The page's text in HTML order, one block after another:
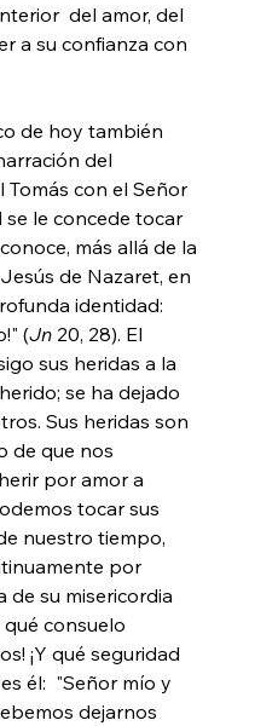
del amor, del
a su confianza con
de hoy también
del
con el Señor
se le concede tocar
más allá de la
de Nazaret, en
identidad:
(Jn 20, 28). El
sus heridas a la
se ha dejado
Sus heridas son
de que nos
por amor a
tocar sus
nuestro tiempo,
por
de su misericordia
consuelo
¡Y qué seguridad
él:  "Señor mío y
dejarnos